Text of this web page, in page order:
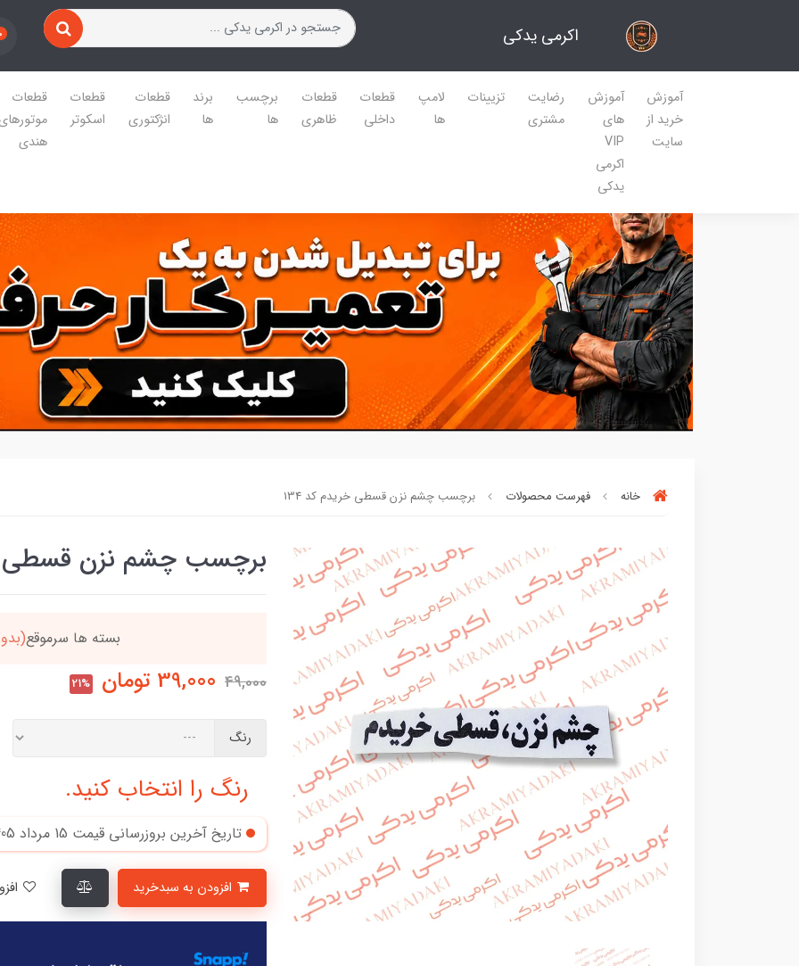
اکرمی یدکی 0
آموزش
خرید از
سایت
آموزش
های
VIP
اکرمی
یدکی
رضایت
مشتری
تزیینات
لامپ
ها
قطعات
داخلی
قطعات
ظاهری
برچسب
ها
برند
ها
قطعات
انژکتوری
قطعات
اسکوتر
قطعات
هندی
خانه فهرست محصولات برچسب چشم نزن قسطی خریدم کد 134
برچسب چشم نزن قسطی
بسته ها سرموقع (بدون‌تاخیر)ارسال میگردد خریدتو به5میلیون
49,000
39,000 تومان 21%
رنگ
رنگ را انتخاب کنید.
تاریخ آخرین بروزرسانی قیمت 15 مرداد 1405